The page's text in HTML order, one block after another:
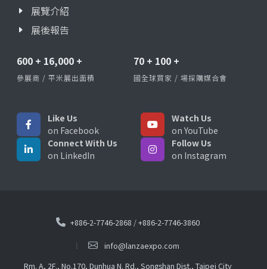
展覽介紹
展後報告
600 + 16,000 +
參展商 / 平米展出面積
70 + 100 +
國全球買家 / 場採購媒合會
Like Us
on Facebook
Watch Us
on YouTube
Connect With Us
on LinkedIn
Follow Us
on Instagram
+886-2-7746-2868 /+886-2-7746-3860
info@lanzaexpo.com
Rm. A, 2F., No.170, Dunhua N. Rd., Songshan Dist., Taipei City